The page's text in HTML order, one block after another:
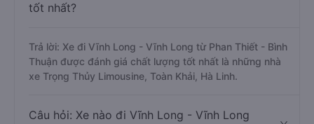
tốt nhất?
Trả lời: Xe đi Vĩnh Long - Vĩnh Long từ Phan Thiết - Bình
Thuận được đánh giá chất lượng tốt nhất là những nhà
xe Trọng Thủy Limousine, Toàn Khải, Hà Linh.
Câu hỏi: Xe nào đi Vĩnh Long - Vĩnh Long